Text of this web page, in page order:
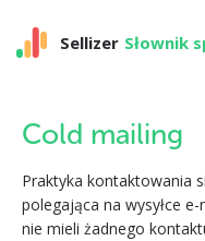
Sellizer Słownik
Cold mailing
Praktyka kontaktowania
polegająca na wysyłce
nie mieli żadnego